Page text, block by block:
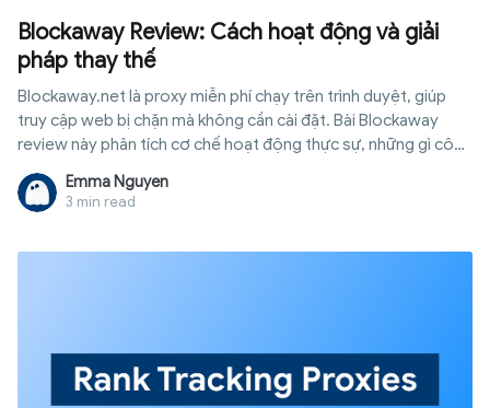
Blockaway Review: Cách hoạt động và giải
pháp thay thế
Blockaway.net là proxy miễn phí chạy trên trình duyệt, giúp
truy cập web bị chặn mà không cần cài đặt. Bài Blockaway
review này phân tích cơ chế hoạt động thực sự, những gì công
cụ này bảo vệ được và không bảo vệ được, cùng thời điểm
bạn cần một giải pháp bảo mật danh tính đúng nghĩa.
Emma Nguyen
3 min read